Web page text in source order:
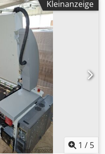
Kleinanzeige
1 / 5